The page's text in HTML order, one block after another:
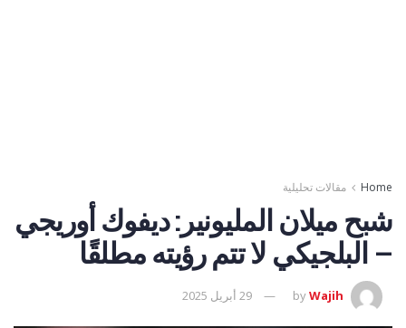
Home مقالات تحليلية
شبح ميلان المليونير: ديفوك أوريجي
– البلجيكي لا تتم رؤيته مطلقًا
byWajih 29 أبريل 2025